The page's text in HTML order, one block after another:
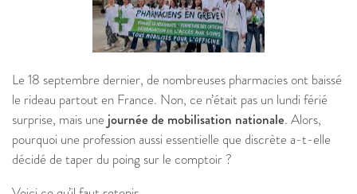
Le 18 septembre dernier, de nombreuses pharmacies ont baissé
le rideau partout en France. Non, ce n’était pas un lundi férié
surprise, mais une journée de mobilisation nationale. Alors,
pourquoi une profession aussi essentielle que discrète a-t-elle
décidé de taper du poing sur le comptoir ?